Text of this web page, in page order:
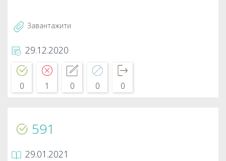
Завантажити
29.12.2020
0 1 0 0 0
591
29.01.2021